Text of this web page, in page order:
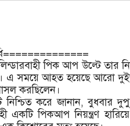
পিক আপ উল্টে তার
এ সময়ে আহত হয়েছে আরো
করছিলেন।
নিশ্চিত করে জানান, বুধবার
একটি পিকআপ নিয়ন্ত্রণ